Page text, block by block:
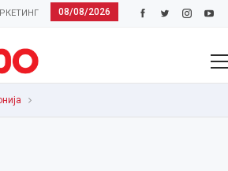
08/08/2026